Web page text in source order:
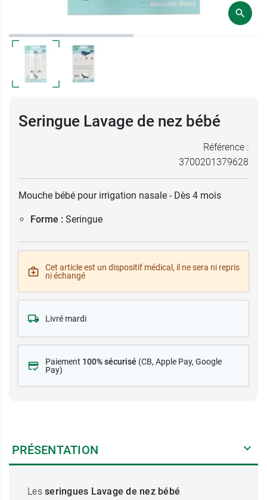
Seringue Lavage de nez bébé
Référence :
3700201379628
Mouche bébé pour irrigation nasale - Dès 4 mois
Forme : Seringue
Cet article est un dispositif médical, il ne sera ni repris
ni échangé
Livré mardi
Paiement 100% sécurisé (CB, Apple Pay, Google
Pay)
PRÉSENTATION
Les seringues Lavage de nez bébé